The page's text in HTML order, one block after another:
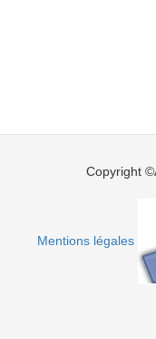
Copyright
Mentions légales